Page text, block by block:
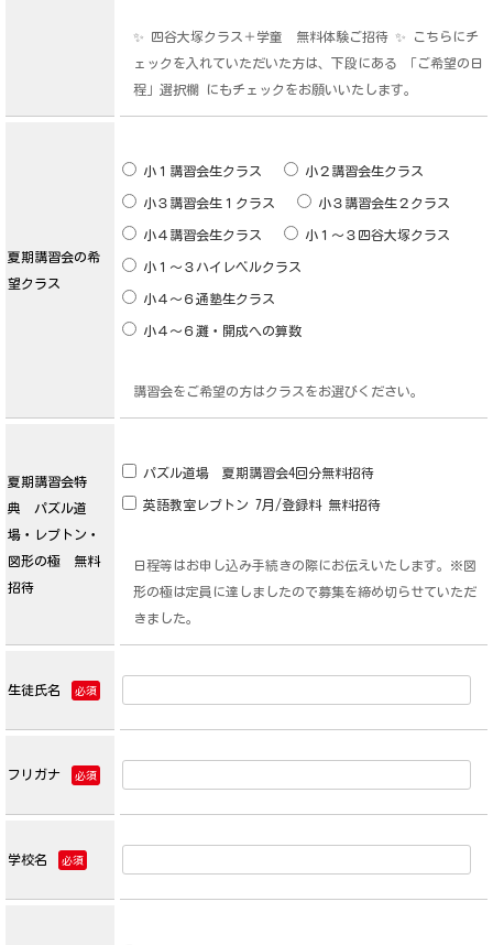
✨ 四谷大塚クラス＋学童 無料体験ご招待 ✨ こちらにチ
ェックを入れていただいた方は、下段にある 「ご希望の日
程」選択欄 にもチェックをお願いいたします。
夏期講習会の希
望クラス
小１講習会生クラス 小２講習会生クラス
小３講習会生１クラス 小３講習会生２クラス
小４講習会生クラス 小１～３四谷大塚クラス
小１～３ハイレベルクラス
小４～６通塾生クラス
小４～６灘・開成への算数
講習会をご希望の方はクラスをお選びください。
夏期講習会特
典 パズル道
場・レプトン・
図形の極 無料
招待
パズル道場 夏期講習会4回分無料招待
英語教室レプトン 7月/登録料 無料招待
日程等はお申し込み手続きの際にお伝えいたします。※図
形の極は定員に達しましたので募集を締め切らせていただ
きました。
生徒氏名 必須
フリガナ 必須
学校名 必須